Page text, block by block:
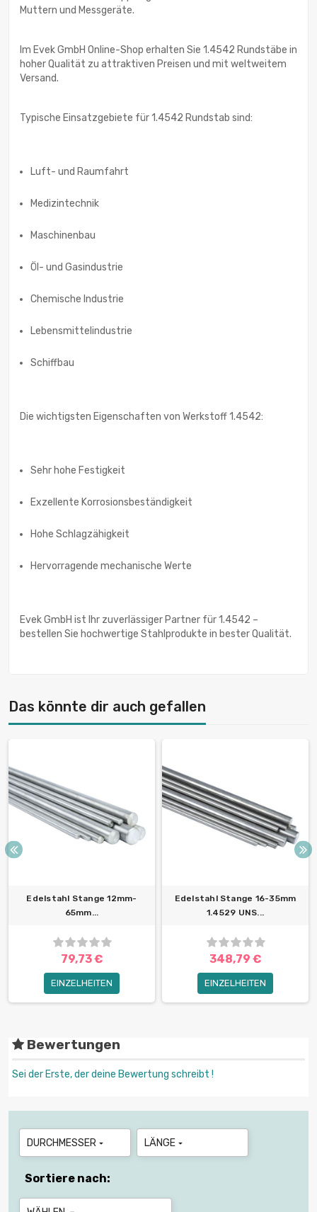
Muttern und Messgeräte.
Im Evek GmbH Online-Shop erhalten Sie 1.4542 Rundstäbe in
hoher Qualität zu attraktiven Preisen und mit weltweitem
Versand.
Typische Einsatzgebiete für 1.4542 Rundstab sind:
Luft- und Raumfahrt
Medizintechnik
Maschinenbau
Öl- und Gasindustrie
Chemische Industrie
Lebensmittelindustrie
Schiffbau
Die wichtigsten Eigenschaften von Werkstoff 1.4542:
Sehr hohe Festigkeit
Exzellente Korrosionsbeständigkeit
Hohe Schlagzähigkeit
Hervorragende mechanische Werte
Evek GmbH ist Ihr zuverlässiger Partner für 1.4542 –
bestellen Sie hochwertige Stahlprodukte in bester Qualität.
Das könnte dir auch gefallen
Edelstahl Stange 12mm-
65mm...
79,73 €
EINZELHEITEN
Edelstahl Stange 16-35mm
1.4529 UNS...
348,79 €
EINZELHEITEN
Bewertungen
Sei der Erste, der deine Bewertung schreibt !
DURCHMESSER  LÄNGE 
Sortiere nach: